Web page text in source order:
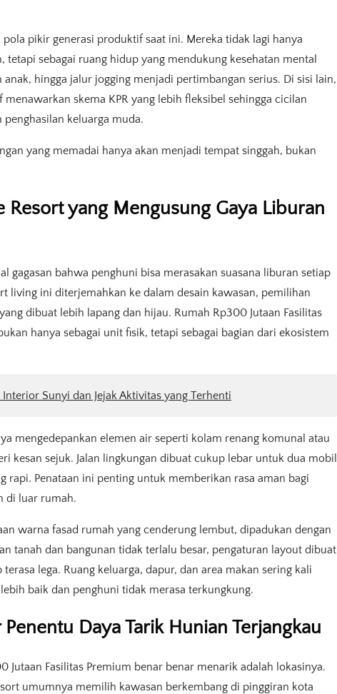
pikir generasi produktif saat ini. Mereka tidak lagi hanya
sebagai ruang hidup yang mendukung kesehatan mental
hingga jalur jogging menjadi pertimbangan serius. Di sisi lain,
skema KPR yang lebih fleksibel sehingga cicilan
keluarga muda.
yang memadai hanya akan menjadi tempat singgah, bukan
Resort yang Mengusung Gaya Liburan
gagasan bahwa penghuni bisa merasakan suasana liburan setiap
living ini diterjemahkan ke dalam desain kawasan, pemilihan
dibuat lebih lapang dan hijau. Rumah Rp300 Jutaan Fasilitas
hanya sebagai unit fisik, tetapi sebagai bagian dari ekosistem
Sunyi dan Jejak Aktivitas yang Terhenti
mengedepankan elemen air seperti kolam renang komunal atau
kesan sejuk. Jalan lingkungan dibuat cukup lebar untuk dua mobil
rapi. Penataan ini penting untuk memberikan rasa aman bagi
di luar rumah.
warna fasad rumah yang cenderung lembut, dipadukan dengan
tanah dan bangunan tidak terlalu besar, pengaturan layout dibuat
lega. Ruang keluarga, dapur, dan area makan sering kali
baik dan penghuni tidak merasa terkungkung.
Daya Tarik Hunian Terjangkau
Jutaan Fasilitas Premium benar benar menarik adalah lokasinya.
umumnya memilih kawasan berkembang di pinggiran kota